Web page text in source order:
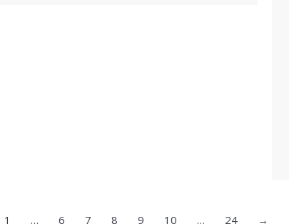
1 … 6 7 8 9 10 … 24 →